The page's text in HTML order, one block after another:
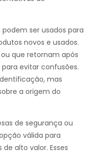
ser usados para
novos e usados.
que retornam após
evitar confusões.
mas
a origem do
de segurança ou
válida para
alto valor. Esses